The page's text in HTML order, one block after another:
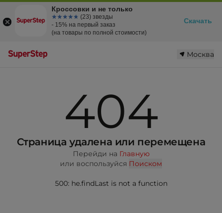
Москва
404
Страница удалена или перемещена
Перейди на Главную
или воспользуйся Поиском
500: he.findLast is not a function
Кроссовки и не только
☆☆☆☆☆
★★★★★ (23) звезды
- 15% на первый заказ
(на товары по полной стоимости)
Скачать